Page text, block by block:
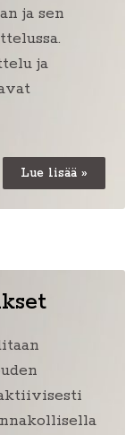
ja sen
ja
Lue lisää »